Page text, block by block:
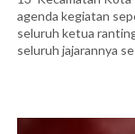
agenda kegiatan
seluruh ketua
seluruh jajarannya